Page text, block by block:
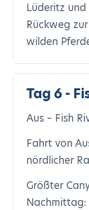
Lüderitz
Rückweg
wilden
Tag 6 -
Aus – Fish
Fahrt von
nördlicher
Größter
Nachmittag: